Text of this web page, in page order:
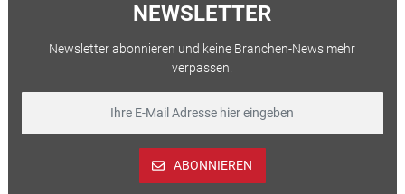
NEWSLETTER
Newsletter abonnieren und keine Branchen-News mehr
verpassen.
ABONNIEREN